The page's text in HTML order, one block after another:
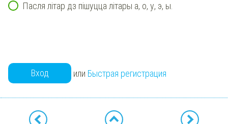
Пасля літар дз пішуцца літары а, о, у, э, ы.
Вход или Быстрая регистрация